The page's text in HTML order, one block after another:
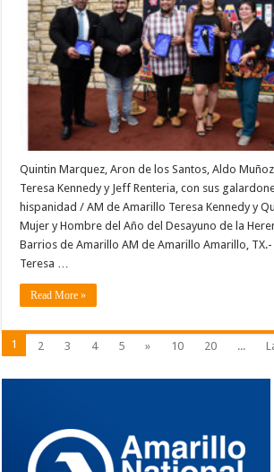
Quintin Marquez, Aron de los Santos, Aldo
Teresa Kennedy y Jeff Renteria, con sus
hispanidad / AM de Amarillo Teresa Kennedy y
Mujer y Hombre del Año del Desayuno de la
Barrios de Amarillo AM de Amarillo Amarillo,
Teresa …
Read More »
1 2 3 4 5 » 10 20 ...